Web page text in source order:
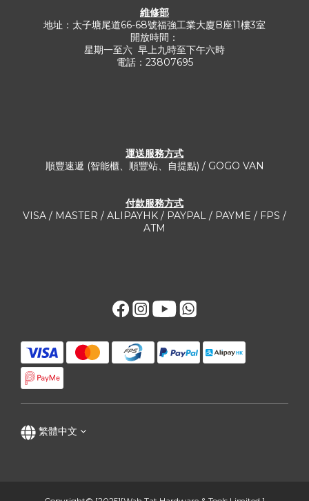
維修部
地址：太子塘尾道66-68號福強工業大廈B座11樓3室
開放時間：
星期一至六 早上九時至下午六時
電話：23807695
運送服務方式​
順豐速遞 (智能櫃、順豐站、自提點) / GOGO VAN
付款服務方式
VISA / MASTER / ALIPAYHK / PAYPAL / PAYME / FPS /
ATM
繁體中文